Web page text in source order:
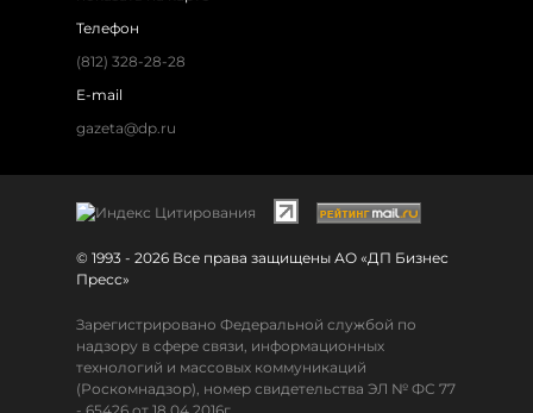
Телефон
(812) 328-28-28
E-mail
gazeta@dp.ru
© 1993 - 2026 Все права защищены АО «ДП Бизнес
Пресс»
Зарегистрировано Федеральной службой по
надзору в сфере связи, информационных
технологий и массовых коммуникаций
(Роскомнадзор), номер свидетельства ЭЛ № ФС 77